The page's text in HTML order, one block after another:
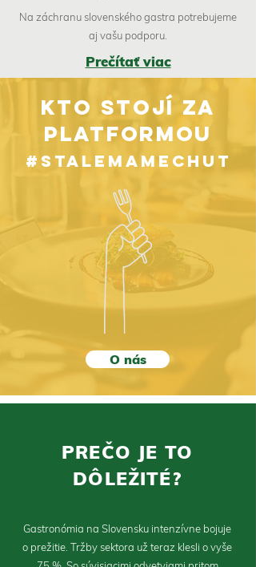
PREČO JE TO
DÔLEŽITÉ?
Gastronómia na Slovensku intenzívne bojuje
o prežitie. Tržby sektora už teraz klesli o vyše
Prečítať viac
Na záchranu slovenského gastra potrebujeme
aj vašu podporu.
KTO STOJÍ ZA
PLATFORMOU
#stalemamechut
O nás